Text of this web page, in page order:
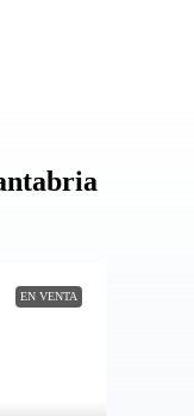
EN VENTA